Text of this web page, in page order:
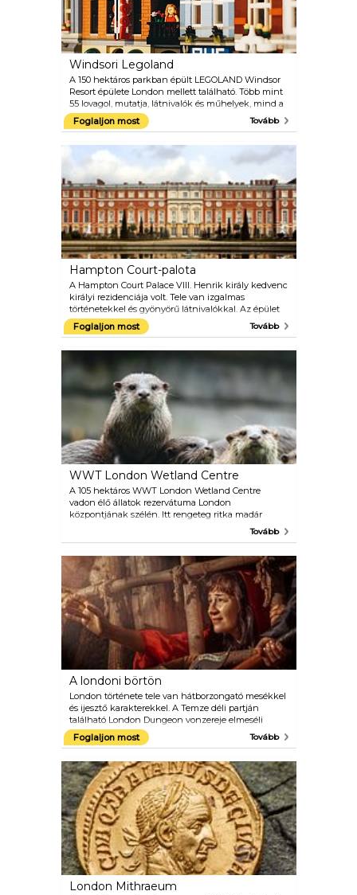
Windsori Legoland
A 150 hektáros parkban épült LEGOLAND Windsor
Resort épülete London mellett található. Több mint
55 lovagol, mutatja, látnivalók és műhelyek, mind a
gyermekek számára készült 12 éves korig. Ez a
vidámpark remek hely egy családi kiránduláshoz.
vessen egy pillantást London ikonikus tájára
miniatűr formában, áztassa át a vízi túrákat, és
tegye próbára képességeit a The Driving School-
ban.
Foglaljon most Tovább
Hampton Court-palota
A Hampton Court Palace VIII. Henrik király kedvenc
királyi rezidenciája volt. Tele van izgalmas
történetekkel és gyönyörű látnivalókkal. Az épület
belsejében meglátogathatja a középkori
nagytermet, ahol William Shakespeare társasága
is sok látnivaló van, mi van a rejtélyes labirintussal, a
palota gyönyörű kertjei és egy nagy park. További
kiemelt események a napi túrák és beszélgetések,
valamint az éves Hampton Court Palace
virágkiállítás.
Foglaljon most Tovább
WWT London Wetland Centre
A 105 hektáros WWT London Wetland Centre
vadon élő állatok rezervátuma London
központjának szélén. Itt rengeteg ritka madár
található, gyönyörű tavak, nyugodt kertek és
szerencséje lehet, hogy észrevesz egy vidra családot.
Ingyenes vezetett túrát is tehet, mielőtt pihenne a
Water"s Edge Cafe-ban. Vannak beltéri és kültéri
kalandterületek gyerekeknek.
Tovább
A londoni börtön
London története tele van hátborzongató mesékkel
és ijesztő karakterekkel. A Temze déli partján
található London Dungeon vonzereje elmeséli
ezeket a véres történeteket. Jelmezek, 360° szettek
és számos speciális effektus segítségével a London
félelmetes és félelmetes múltjának 1000 évében.
Vigyázz Hasfelmetsző Jackre és Sweeney Toddra az
út mentén. Ez nem vonzza az ideges hajlamúakat.
Foglaljon most Tovább
London Mithraeum